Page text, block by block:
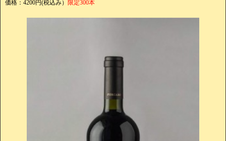
価格：4200円(税込み） 限定300本